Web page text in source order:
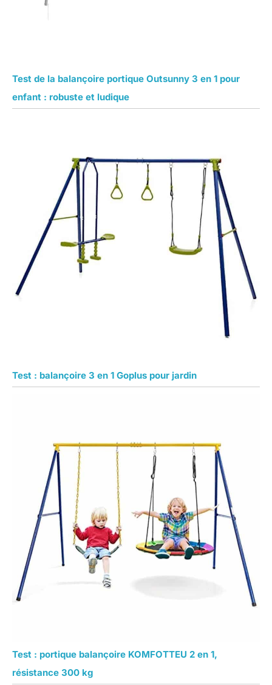
Test de la balançoire portique Outsunny 3 en 1 pour
enfant : robuste et ludique
Test : balançoire 3 en 1 Goplus pour jardin
Test : portique balançoire KOMFOTTEU 2 en 1,
résistance 300 kg